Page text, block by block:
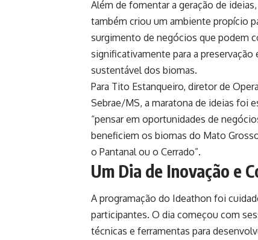
Além de fomentar a geração de
também criou um ambiente propício
surgimento de negócios que podem
significativamente para a preservação
sustentável dos biomas.
Para Tito Estanqueiro, diretor de
Sebrae/MS, a maratona de ideias foi
“pensar em oportunidades de
beneficiem os biomas do Mato
o Pantanal ou o Cerrado”.
Um Dia de Inovação e
A programação do Ideathon foi
participantes. O dia começou com
técnicas e ferramentas para